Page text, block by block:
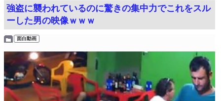
強盗に襲われているのに驚きの集中力でこれをスル
ーした男の映像ｗｗｗ
面白動画